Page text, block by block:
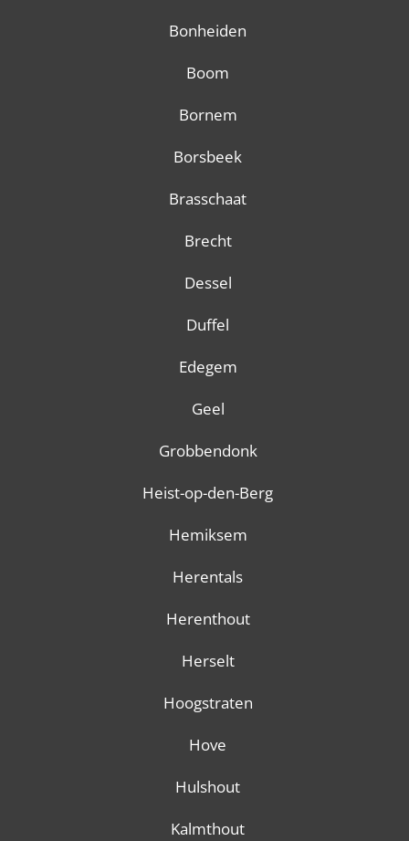
Bonheiden
Boom
Bornem
Borsbeek
Brasschaat
Brecht
Dessel
Duffel
Edegem
Geel
Grobbendonk
Heist-op-den-Berg
Hemiksem
Herentals
Herenthout
Herselt
Hoogstraten
Hove
Hulshout
Kalmthout